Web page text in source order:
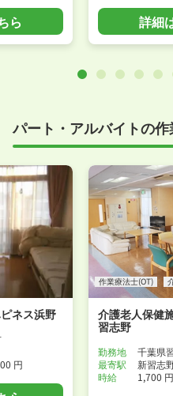
ら 詳細
パート・アルバイトの
ネス浜野
円
作業療法士(OT)
介護老人保健
習志野
勤務地
千葉県
最寄駅
新習志
時給
1,700